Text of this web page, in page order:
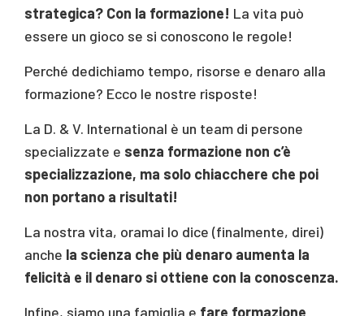
strategica? Con la formazione! La vita può
essere un gioco se si conoscono le regole!
Perché dedichiamo tempo, risorse e denaro alla
formazione? Ecco le nostre risposte!
La D. & V. International è un team di persone
specializzate e senza formazione non c’è
specializzazione, ma solo chiacchere che poi
non portano a risultati!
La nostra vita, oramai lo dice (finalmente, direi)
anche la scienza che più denaro aumenta la
felicità e il denaro si ottiene con la conoscenza.
Infine, siamo una famiglia e fare formazione